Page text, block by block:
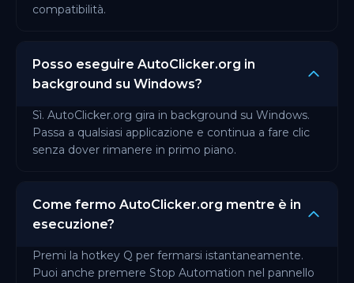
compatibilità.
Posso eseguire AutoClicker.org in
background su Windows?
Sì. AutoClicker.org gira in background su Windows.
Passa a qualsiasi applicazione e continua a fare clic
senza dover rimanere in primo piano.
Come fermo AutoClicker.org mentre è in
esecuzione?
Premi la hotkey Q per fermarsi istantaneamente.
Puoi anche premere Stop Automation nel pannello